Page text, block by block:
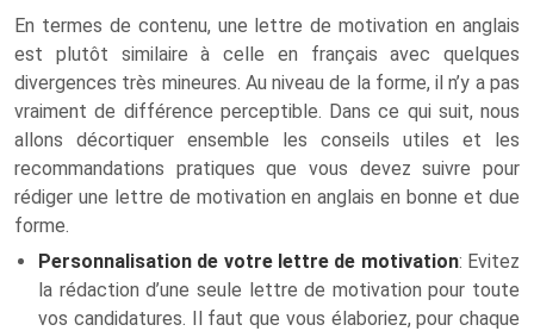
En termes de contenu, une lettre de motivation en anglais
est plutôt similaire à celle en français avec quelques
divergences très mineures. Au niveau de la forme, il n’y a pas
vraiment de différence perceptible. Dans ce qui suit, nous
allons décortiquer ensemble les conseils utiles et les
recommandations pratiques que vous devez suivre pour
rédiger une lettre de motivation en anglais en bonne et due
forme.
Personnalisation de votre lettre de motivation: Evitez
la rédaction d’une seule lettre de motivation pour toute
vos candidatures. Il faut que vous élaboriez, pour chaque